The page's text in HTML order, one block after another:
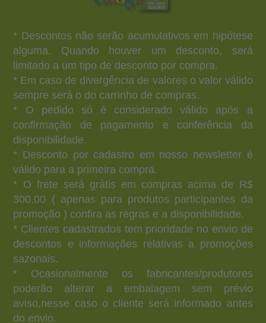
* Descontos não serão acumulativos em hipótese
alguma. Quando houver um desconto, será
limitado a um tipo de desconto por compra.
* Em caso de divergência de valores o valor válido
sempre será o do carrinho de compras.
* O pedido só é considerado válido após a
confirmação de pagamento e conferência da
disponibilidade.
* Desconto por cadastro em nosso newsletter é
válido para a primeira compra.
* O frete será grátis em compras acima de R$
300,00 ( apenas para produtos participantes da
promoção ) confira as regras e a disponibilidade.
* Clientes cadastrados tem prioridade no envio de
descontos e informações relativas a promoções
sazonais.
* Ocasionalmente os fabricantes/produtores
poderão alterar a embalagem sem prévio
aviso,nesse caso o cliente será informado antes
do envio.